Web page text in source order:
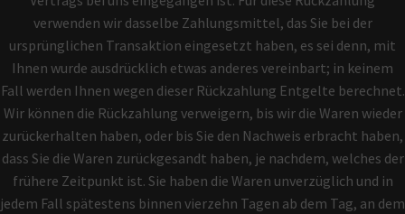
verwenden wir dasselbe Zahlungsmittel, das Sie bei der
ursprünglichen Transaktion eingesetzt haben, es sei denn, mit
Ihnen wurde ausdrücklich etwas anderes vereinbart; in keinem
Fall werden Ihnen wegen dieser Rückzahlung Entgelte berechnet.
Wir können die Rückzahlung verweigern, bis wir die Waren wieder
zurückerhalten haben, oder bis Sie den Nachweis erbracht haben,
dass Sie die Waren zurückgesandt haben, je nachdem, welches der
frühere Zeitpunkt ist. Sie haben die Waren unverzüglich und in
jedem Fall spätestens binnen vierzehn Tagen ab dem Tag, an dem